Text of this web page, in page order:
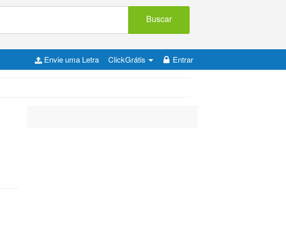
Buscar
Entrar
ClickGrátis
Envie uma Letra